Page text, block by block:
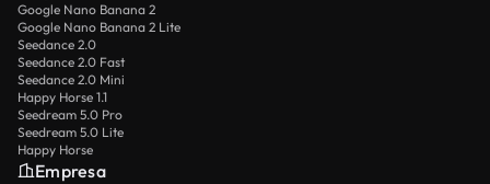
Google Nano Banana 2
Google Nano Banana 2 Lite
Seedance 2.0
Seedance 2.0 Fast
Seedance 2.0 Mini
Happy Horse 1.1
Seedream 5.0 Pro
Seedream 5.0 Lite
Happy Horse
Empresa